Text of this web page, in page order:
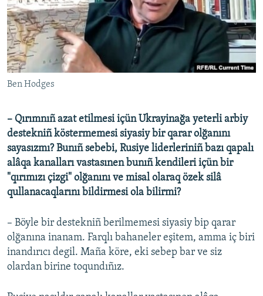
Ben Hodges
– Qırımnıñ azat etilmesi içün Ukrayinağa yeterli arbiy
destekniñ köstermemesi siyasiy bir qarar olğanını
sayasızmı? Bunıñ sebebi, Rusiye liderleriniñ bazı qapalı
alâqa kanalları vastasınen bunıñ kendileri içün bir
"qırımızı çizgi" olğanını ve misal olaraq özek silâ
qullanacaqlarını bildirmesi ola bilirmi?
– Böyle bir destekniñ berilmemesi siyasiy bip qarar
olğanına inanam. Farqlı bahaneler eşitem, amma iç biri
inandırıcı degil. Maña köre, eki sebep bar ve siz
olardan birine toqundıñız.